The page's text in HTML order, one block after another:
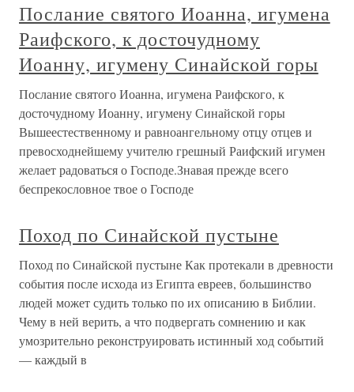
Послание святого Иоанна, игумена
Раифского, к досточудному
Иоанну, игумену Синайской горы
Послание святого Иоанна, игумена Раифского, к
досточудному Иоанну, игумену Синайской горы
Вышеестественному и равноангельному отцу отцев и
превосходнейшему учителю грешный Раифский игумен
желает радоваться о Господе.Знавая прежде всего
беспрекословное твое о Господе
Поход по Синайской пустыне
Поход по Синайской пустыне Как протекали в древности
события после исхода из Египта евреев, большинство
людей может судить только по их описанию в Библии.
Чему в ней верить, а что подвергать сомнению и как
умозрительно реконструировать истинный ход событий
— каждый в